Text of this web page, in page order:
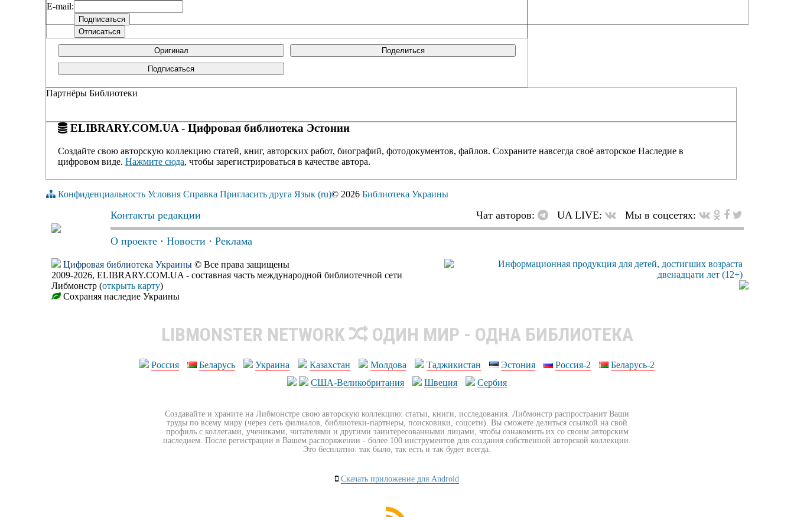
E-mail:
Оригинал Поделиться
Подписаться
Партнёры Библиотеки
ELIBRARY.COM.UA - Цифровая библиотека Эстонии
Создайте свою авторскую коллекцию статей, книг, авторских работ, биографий, фотодокументов, файлов. Сохраните навсегда своё авторское Наследие в
цифровом виде. Нажмите сюда, чтобы зарегистрироваться в качестве автора.
Конфиденциальность Условия Справка Пригласить друга Язык (ru)© 2026 Библиотека Украины
Контакты редакции Чат авторов: UA LIVE: Мы в соцсетях:
О проекте · Новости · Реклама
Цифровая библиотека Украины © Все права защищены
2009-2026, ELIBRARY.COM.UA - составная часть международной библиотечной сети
Либмонстр (открыть карту)
Сохраняя наследие Украины
LIBMONSTER NETWORK ОДИН МИР - ОДНА БИБЛИОТЕКА
Россия Беларусь Украина Казахстан Молдова Таджикистан Эстония Россия-2
Беларусь-2
США-Великобритания
Швеция Сербия
Создавайте и храните на Либмонстре свою авторскую коллекцию: статьи, книги, исследования. Либмонстр распространит Ваши
труды по всему миру (через сеть филиалов, библиотеки-партнеры, поисковики, соцсети). Вы сможете делиться ссылкой на свой
профиль с коллегами, учениками, читателями и другими заинтересованными лицами, чтобы ознакомить их со своим авторским
наследием. После регистрации в Вашем распоряжении - более 100 инструментов для создания собственной авторской коллекции.
Это бесплатно: так было, так есть и так будет всегда.
Скачать приложение для Android